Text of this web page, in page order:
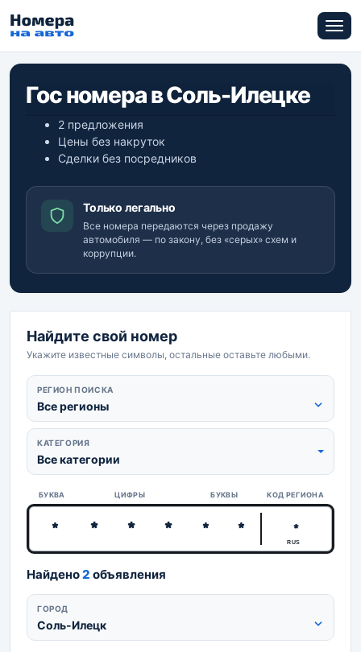
Гос номера в Соль-Илецке
2 предложения
Цены без накруток
Сделки без посредников
Только легально
Все номера передаются через продажу
автомобиля — по закону, без «серых» схем и
коррупции.
Найдите свой номер
Укажите известные символы, остальные оставьте любыми.
РЕГИОН ПОИСКА
Все регионы
КАТЕГОРИЯ
Все категории
БУКВА ЦИФРЫ БУКВЫ КОД РЕГИОНА
RUS
Найдено2 объявления
ГОРОД
Соль-Илецк